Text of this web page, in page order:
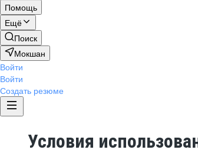
Помощь
Ещё
Поиск
Мокшан
Войти
Войти
Создать резюме
Условия